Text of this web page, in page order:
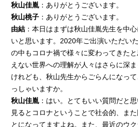
秋山佳胤：ありがとうございます。
秋山桃子 ：ありがとうございます。
由結 ：本日はまずは秋山佳胤先生を中
いと思います。2020年ご出演いただい
の中もコロナ禍で様々に変わってきた
えない世界への理解が人々はさらに深
けれども、秋山先生からごらんになっ
っしゃいますか。
秋山佳胤：はい。とてもいい質問だと
見るとコロナということで社会的、ま
とになってますよね。また、最近のウ